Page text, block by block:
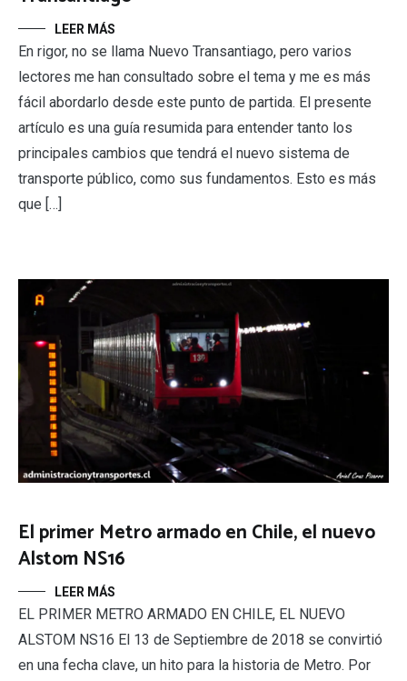
LEER MÁS
En rigor, no se llama Nuevo Transantiago, pero varios
lectores me han consultado sobre el tema y me es más
fácil abordarlo desde este punto de partida. El presente
artículo es una guía resumida para entender tanto los
principales cambios que tendrá el nuevo sistema de
transporte público, como sus fundamentos. Esto es más
que […]
El primer Metro armado en Chile, el nuevo
Alstom NS16
LEER MÁS
EL PRIMER METRO ARMADO EN CHILE, EL NUEVO
ALSTOM NS16 El 13 de Septiembre de 2018 se convirtió
en una fecha clave, un hito para la historia de Metro. Por